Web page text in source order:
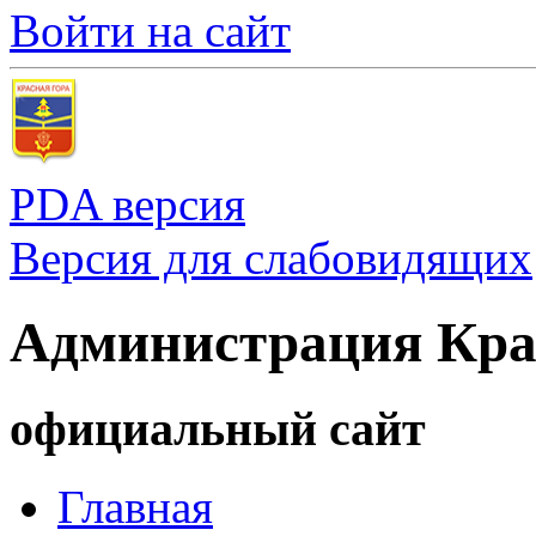
Войти на сайт
PDA версия
Версия для слабовидящих
Администрация
официальный сайт
Главная